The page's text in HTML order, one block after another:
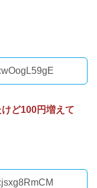
ど100円増えて